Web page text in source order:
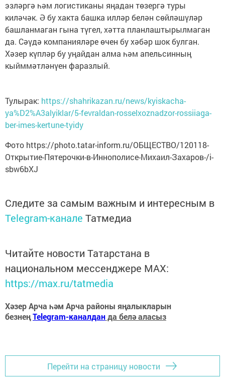
эзләргә һәм логистиканы яңадан төзергә туры
киләчәк. Ә бу хакта башка илләр белән сөйләшүләр
башланмаган гына түгел, хәтта планлаштырылмаган
да. Сәүдә компанияләре өчен бу хәбәр шок булган.
Хәзер күпләр бу уңайдан алма һәм апельсинның
кыйммәтләнүен фаразлый.
Тулырак: https://shahrikazan.ru/news/kyiskacha-
ya%D2%A3alyiklar/5-fevraldan-rosselxoznadzor-rossiiaga-
ber-imes-kertune-tyidy
Фото https://photo.tatar-inform.ru/ОБЩЕСТВО/120118-
Открытие-Пятерочки-в-Иннополисе-Михаил-Захаров-/i-
sbw6bXJ
Следите за самым важным и интересным в
Telegram-канале Татмедиа
Читайте новости Татарстана в
национальном мессенджере MАХ:
https://max.ru/tatmedia
Хәзер Арча һәм Арча районы яңалыкларын
безнеңTelegram-каналданда белә аласыз
Перейти на страницу новости